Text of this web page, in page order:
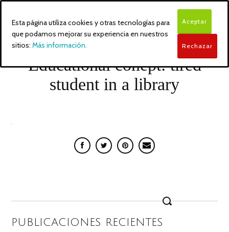
Educational conept: tired
student in a library
for:
PUBLICACIONES RECIENTES
Esta página utiliza cookies y otras tecnologías para
que podamos mejorar su experiencia en nuestros
sitios: Más información.
Aceptar
Rechazar